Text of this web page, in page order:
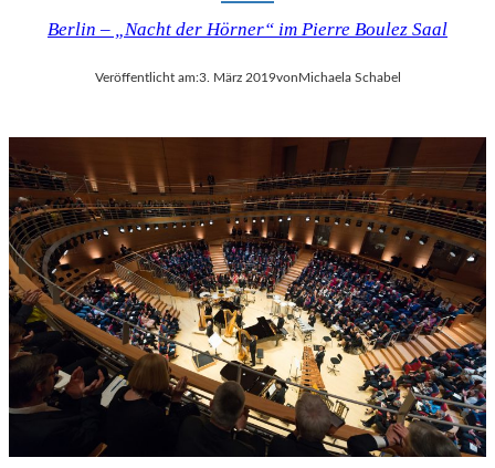
Berlin – „Nacht der Hörner“ im Pierre Boulez Saal
Veröffentlicht am:3. März 2019von Michaela Schabel